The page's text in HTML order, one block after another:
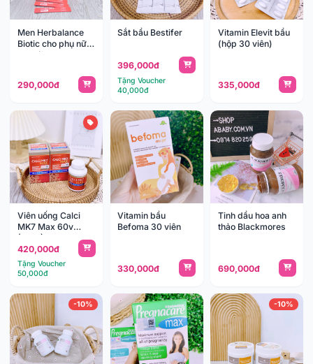
Men Herbalance
Biotic cho phụ nữ
30 gói
290,000đ
Sắt bầu Bestifer
396,000đ
Tặng Voucher
40,000đ
Vitamin Elevit bầu
(hộp 30 viên)
335,000đ
Viên uống Calci
MK7 Max 60v
(18y+)
420,000đ
Tặng Voucher
50,000đ
Vitamin bầu
Befoma 30 viên
330,000đ
Tinh dầu hoa anh
thảo Blackmores
690,000đ
-10% -10%